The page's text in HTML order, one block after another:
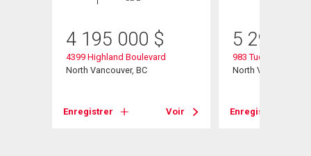
4 195 000 $
4399 Highland Boulevard
North Vancouver, BC
Enregistrer Voir
5 299
983 Tudor Avenue
North Vancouver,
Enregistrer